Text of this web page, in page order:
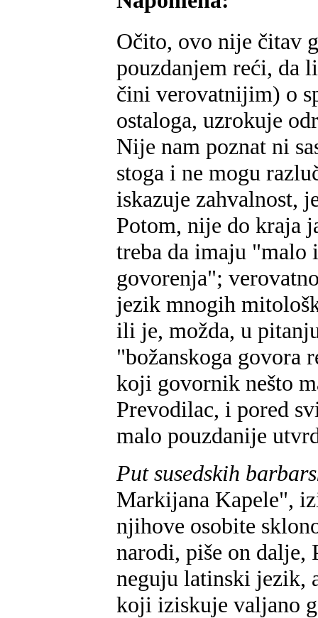
Očito, ovo nije čitav
pouzdanjem reći, da
čini verovatnijim) o
ostaloga, uzrokuje
Nije nam poznat ni
stoga i ne mogu
iskazuje zahvalnost,
Potom, nije do kraja
treba da imaju "malo
govorenja";
jezik mnogih
ili je, možda, u
"božanskoga govora
koji govornik nešto
Prevodilac, i pored
malo pouzdanije
Put susedskih
Markijana Kapele",
njihove osobite
narodi, piše on
neguju latinski jezik,
koji iziskuje valjano